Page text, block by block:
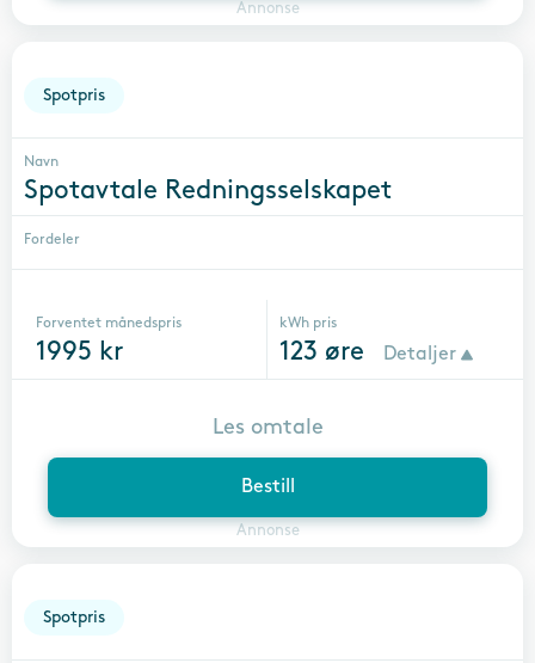
Annonse
Spotpris
Navn
Spotavtale Redningsselskapet
Fordeler
Forventet månedspris
1995 kr
kWh pris
123 øre Detaljer
Bestill
Annonse
Les omtale
Spotpris